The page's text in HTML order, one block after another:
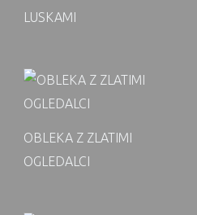
LUSKAMI
OBLEKA Z ZLATIMI
OGLEDALCI